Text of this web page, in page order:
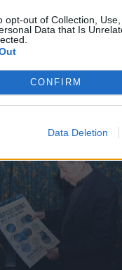
opt-out of Collection,
Data that Is
CONFIRM
Data Deletion